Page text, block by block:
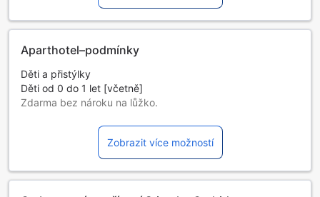
Aparthotel–podmínky
Děti a přistýlky
Děti od 0 do 1 let [včetně]
Zdarma bez nároku na lůžko.
zkontrolujte kapacitu jednotlivých pokojů.
Pokud rezervujete více jak 5 pokojů, mohou se na vás
vztahovat odlišné podmínky.
Zobrazit více možností